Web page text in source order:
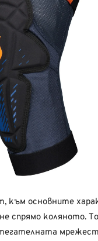
към основните
спрямо коляното.